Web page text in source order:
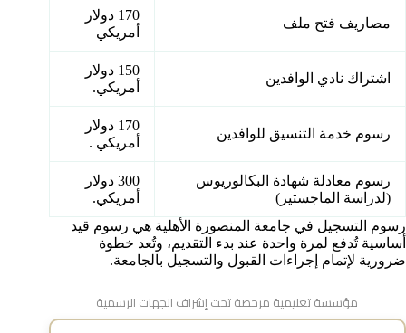
مصاريف فتح ملف
170 دولار
أمريكي
اشتراك نادي الوافدين
150 دولار
أمريكي.
رسوم خدمة التنسيق للوافدين
170 دولار
أمريكي .
رسوم معادلة شهادة البكالوريوس
(لدراسة الماجستير)
300 دولار
أمريكي.
رسوم التسجيل في جامعة المنصورة الأهلية هي رسوم قيد
أساسية تُدفع لمرة واحدة عند بدء التقديم، وتُعد خطوة
ضرورية لإتمام إجراءات القبول والتسجيل بالجامعة.
مؤسسة تعليمية مرخصة تحت إشراف الجهات الرسمية